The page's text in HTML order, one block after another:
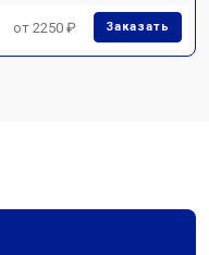
от 2250 ₽ Заказать